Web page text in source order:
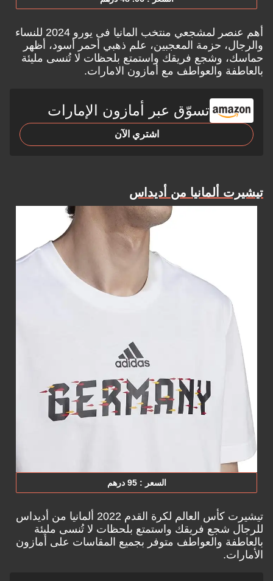
أهم عنصر لمشجعي منتخب المانيا فى يورو 2024 للنساء
والرجال، حزمة المعجبين، علم ذهبي أحمر أسود، أظهر
حماسك، وشجع فريقك واستمتع بلحظات لا تُنسى مليئة
بالعاطفة والعواطف مع أ مازون الامارات.
تسوّق عبر أمازون الإمارات
اشتري الآن
تيشيرت ألمانيا من أديداس
السعر : 95 درهم
تيشيرت كأس العالم لكرة القدم 2022 ألمانيا من أديداس
للرجال شجع فريقك واستمتع بلحظات لا تُنسى مليئة
بالعاطفة والعواطف متوفر بجميع المقاسات على أمازون
الأمارات.